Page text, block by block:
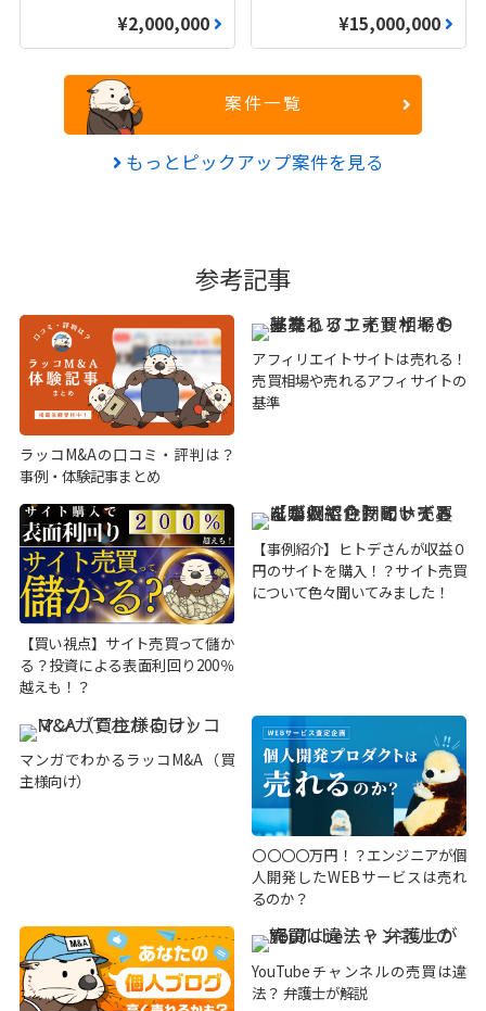
¥2,000,000 ¥15,000,000
案件一覧
もっとピックアップ案件を見る
参考記事
ラッコM&Aの口コミ・評判は？
事例・体験記事まとめ
アフィリエイトサイトは売れる！
売買相場や売れるアフィサイトの
基準
【買い視点】サイト売買って儲か
る？投資による表面利回り200％
越えも！？
【事例紹介】ヒトデさんが収益０
円のサイトを購入！？サイト売買
について色々聞いてみました！
マンガでわかるラッコM&A（買
主様向け）
〇〇〇〇万円！？エンジニアが個
人開発したWEBサービスは売れ
るのか？
YouTubeチャンネルの売買は違
法？ 弁護士が解説